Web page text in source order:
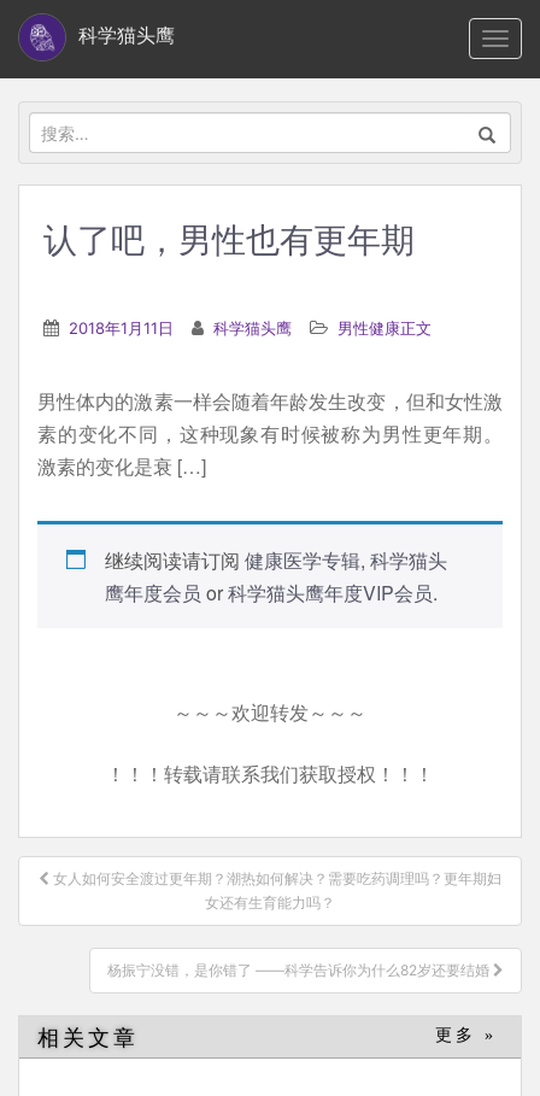
i
科学猫头鹰
搜
索：
认了吧，男性也有更年期
2018年1月11日 科学猫头鹰 男性健康正文
男性体内的激素一样会随着年龄发生改变，但和女性激
素的变化不同，这种现象有时候被称为男性更年期。
激素的变化是衰 […]
继续阅读请订阅 健康医学专辑, 科学猫头
鹰年度会员 or科学猫头鹰年度VIP会员.
～～～欢迎转发～～～
！！！转载请联系我们获取授权！！！
文
导
女人如何安全渡过更年期？潮热如何解决？需要吃药调理吗？更年期妇
女还有生育能力吗？
杨振宁没错，是你错了 ——科学告诉你为什么82岁还要结婚
相关文章 更多 »